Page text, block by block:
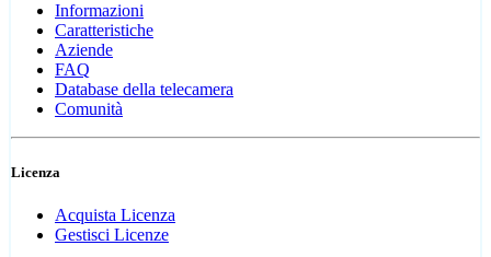
Informazioni
Caratteristiche
Aziende
FAQ
Database della telecamera
Comunità
Licenza
Acquista Licenza
Gestisci Licenze